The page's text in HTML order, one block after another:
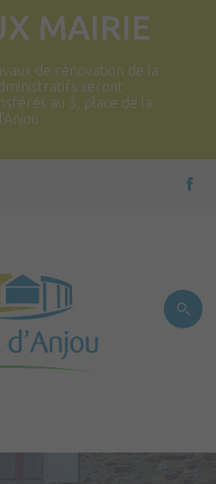
MAIRIE
de rénovation de la
seront
au 3, place de la